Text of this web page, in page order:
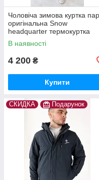
Чоловіча зимова куртка
оригінальна Snow
headquarter термокуртка
гірськолижна тепла на зиму
В наявності
4 200 ₴
Купити
СКИДКА Подарунок